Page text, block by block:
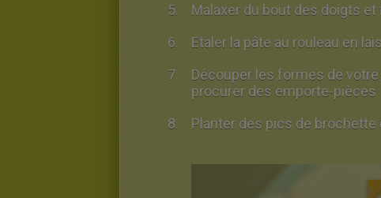
Malaxer du bout des doigts et
Etaler la pâte au rouleau en
Découper les formes de
procurer des emporte-pièces
Planter